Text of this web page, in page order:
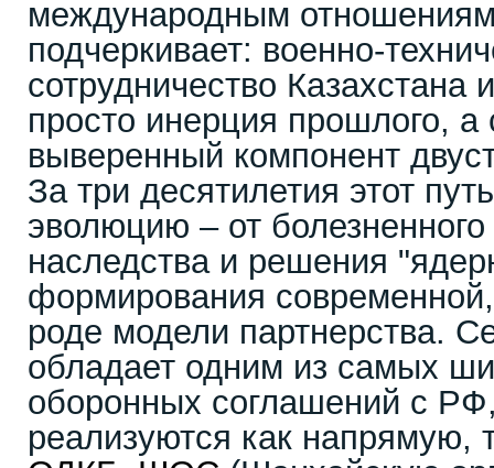
международным
подчеркивает: военно-
сотрудничество Казахстана
просто инерция прошлого, а
выверенный компонент
За три десятилетия этот
эволюцию – от болезненного
наследства и решения
формирования
роде модели партнерства.
обладает одним из самых
оборонных соглашений с
реализуются как напрямую,